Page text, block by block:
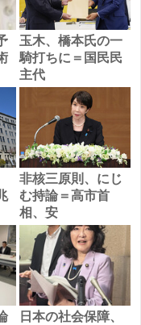
玉木、橋本氏の一
騎打ちに＝国民民
主代
非核三原則、にじ
む持論＝高市首
相、安
日本の社会保障、